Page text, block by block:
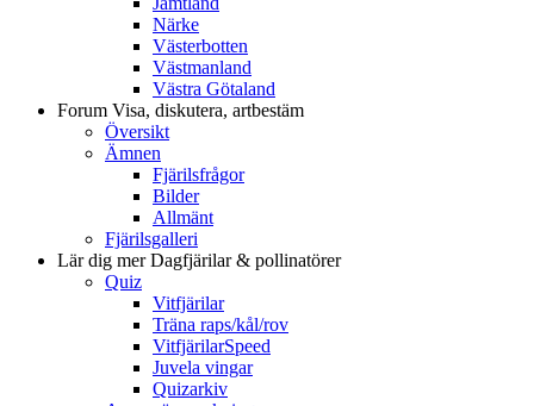
Närke
Västerbotten
Västmanland
Västra Götaland
Forum Visa, diskutera, artbestäm
Översikt
Ämnen
Fjärilsfrågor
Bilder
Allmänt
Fjärilsgalleri
Lär dig merDagfjärilar & pollinatörer
Quiz
Vitfjärilar
Träna raps/kål/rov
VitfjärilarSpeed
Juvela vingar
Quizarkiv